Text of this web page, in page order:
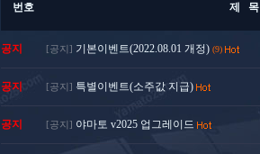
번호 제 목
공지 [공지] 기본이벤트(2022.08.01 개정) (9)
공지 [공지] 특별이벤트(소주값 지급)
공지 [공지] 야마토 v2025 업그레이드